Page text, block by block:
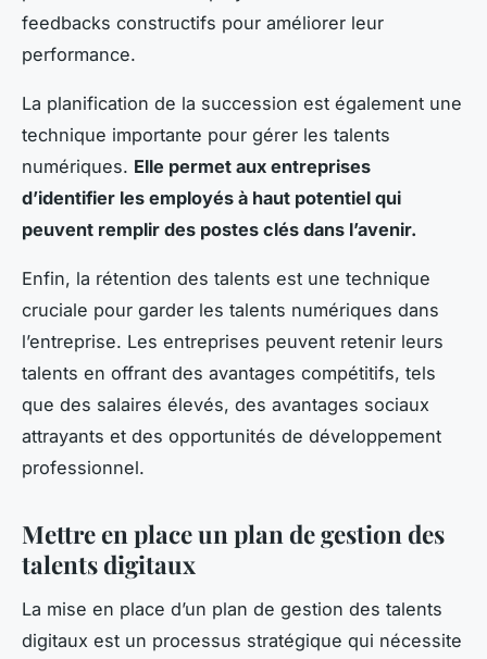
feedbacks constructifs pour améliorer leur
performance.
La planification de la succession est également une
technique importante pour gérer les talents
numériques. Elle permet aux entreprises
d’identifier les employés à haut potentiel qui
peuvent remplir des postes clés dans l’avenir.
Enfin, la rétention des talents est une technique
cruciale pour garder les talents numériques dans
l’entreprise. Les entreprises peuvent retenir leurs
talents en offrant des avantages compétitifs, tels
que des salaires élevés, des avantages sociaux
attrayants et des opportunités de développement
professionnel.
Mettre en place un plan de gestion des
talents digitaux
La mise en place d’un plan de gestion des talents
digitaux est un processus stratégique qui nécessite